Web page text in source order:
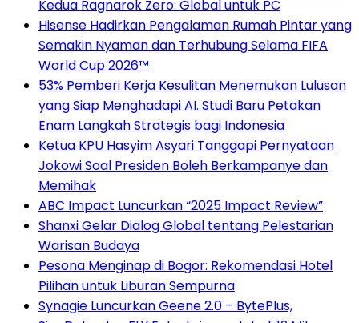
Kedua Ragnarok Zero: Global untuk PC
Hisense Hadirkan Pengalaman Rumah Pintar yang
Semakin Nyaman dan Terhubung Selama FIFA
World Cup 2026™
53% Pemberi Kerja Kesulitan Menemukan Lulusan
yang Siap Menghadapi AI. Studi Baru Petakan
Enam Langkah Strategis bagi Indonesia
Ketua KPU Hasyim Asyari Tanggapi Pernyataan
Jokowi Soal Presiden Boleh Berkampanye dan
Memihak
ABC Impact Luncurkan “2025 Impact Review”
Shanxi Gelar Dialog Global tentang Pelestarian
Warisan Budaya
Pesona Menginap di Bogor: Rekomendasi Hotel
Pilihan untuk Liburan Sempurna
Synagie Luncurkan Geene 2.0 – BytePlus,